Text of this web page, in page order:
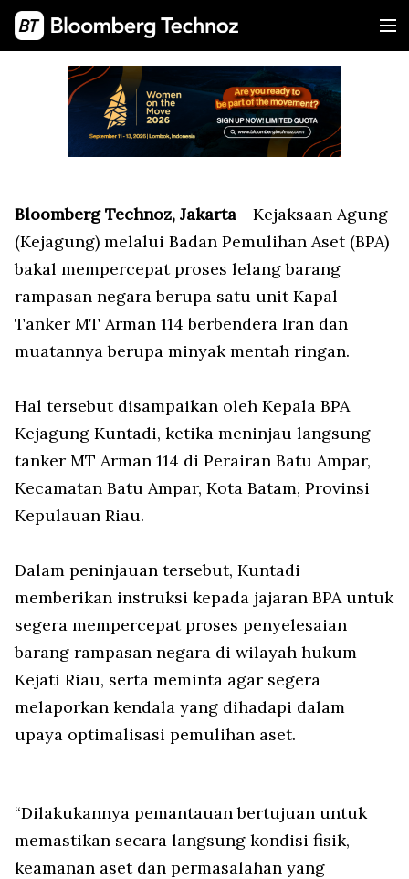
Bloomberg Technoz, Jakarta - Kejaksaan Agung
(Kejagung) melalui Badan Pemulihan Aset (BPA)
bakal mempercepat proses lelang barang
rampasan negara berupa satu unit Kapal
Tanker MT Arman 114 berbendera Iran dan
muatannya berupa minyak mentah ringan.
Hal tersebut disampaikan oleh Kepala BPA
Kejagung Kuntadi, ketika meninjau langsung
tanker MT Arman 114 di Perairan Batu Ampar,
Kecamatan Batu Ampar, Kota Batam, Provinsi
Kepulauan Riau.
Dalam peninjauan tersebut, Kuntadi
memberikan instruksi kepada jajaran BPA untuk
segera mempercepat proses penyelesaian
barang rampasan negara di wilayah hukum
Kejati Riau, serta meminta agar segera
melaporkan kendala yang dihadapi dalam
upaya optimalisasi pemulihan aset.
“Dilakukannya pemantauan bertujuan untuk
memastikan secara langsung kondisi fisik,
keamanan aset dan permasalahan yang